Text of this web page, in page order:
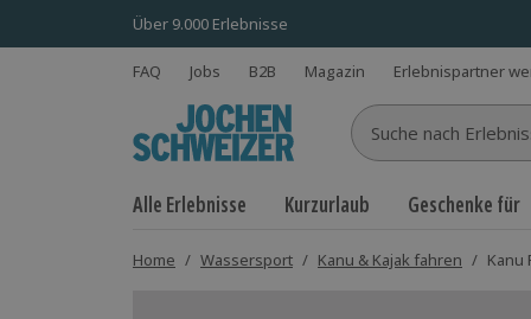
Über 9.000 Erlebnisse
FAQ Jobs B2B Magazin Erlebnispartner
Suche nach
Alle Erlebnisse Kurzurlaub Geschenke für
Home / Wassersport / Kanu & Kajak fahren / Kanu